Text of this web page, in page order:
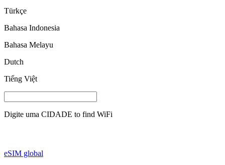
Türkçe
Bahasa Indonesia
Bahasa Melayu
Dutch
Tiếng Việt
Digite uma CIDADE to find WiFi
eSIM global